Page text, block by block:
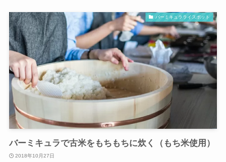
バーミキュラライスポット
バーミキュラで古米をもちもちに炊く（もち米使用）
2018年10月27日